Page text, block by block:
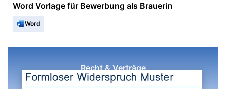
Word Vorlage für Bewerbung als Brauerin
Word
Recht & Verträge